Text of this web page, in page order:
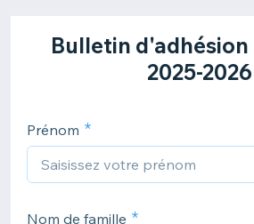
Bulletin d'adhésion
2025-2026
Prénom
Nom de famille